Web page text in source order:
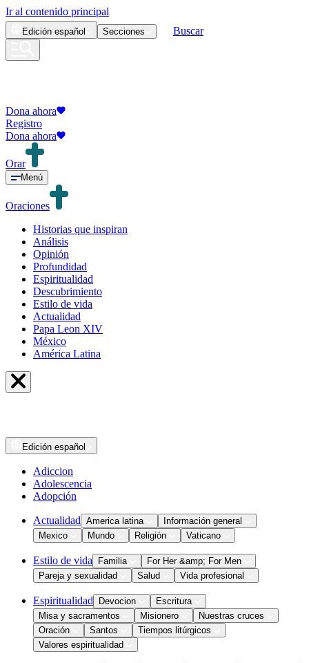
Ir al contenido principal
Edición español Secciones Buscar
Dona ahora
Registro
Dona ahora
Orar
Menú
Oraciones
Historias que inspiran
Análisis
Opinión
Profundidad
Espiritualidad
Descubrimiento
Estilo de vida
Actualidad
Papa Leon XIV
México
América Latina
Edición español
Adiccion
Adolescencia
Adopción
Actualidad America latina
Información general
Mexico
Mundo Religión Vaticano
Estilo de vida Familia
For Her &amp; For Men
Pareja y sexualidad
Salud Vida profesional
Espiritualidad Devocion
Escritura
Misa y sacramentos
Misionero
Nuestras cruces
Oración
Santos
Tiempos litúrgicos
Valores espiritualidad